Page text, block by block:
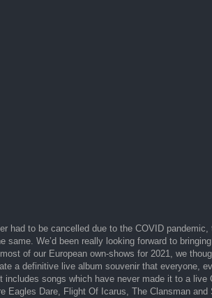
had to be cancelled due to the COVID
We’d been really looking forward to
of our European own-shows for 2021, we
a definitive live album souvenir that everyone,
songs which have never made it to a live
Eagles Dare, Flight Of Icarus, The Clansman